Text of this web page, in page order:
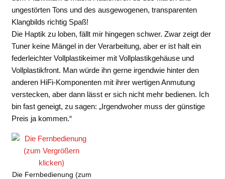
ungestörten Tons und des ausgewogenen, transparenten
Klangbilds richtig Spaß!
Die Haptik zu loben, fällt mir hingegen schwer. Zwar zeigt der
Tuner keine Mängel in der Verarbeitung, aber er ist halt ein
federleichter Vollplastikeimer mit Vollplastikgehäuse und
Vollplastikfront. Man würde ihn gerne irgendwie hinter den
anderen HiFi-Komponenten mit ihrer wertigen Anmutung
verstecken, aber dann lässt er sich nicht mehr bedienen. Ich
bin fast geneigt, zu sagen: „Irgendwoher muss der günstige
Preis ja kommen.“
Die Fernbedienung (zum